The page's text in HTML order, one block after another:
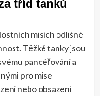
tříd tanků
misích odlišné
Těžké tanky jsou
pancéřování a
pro mise
nebo obsazení